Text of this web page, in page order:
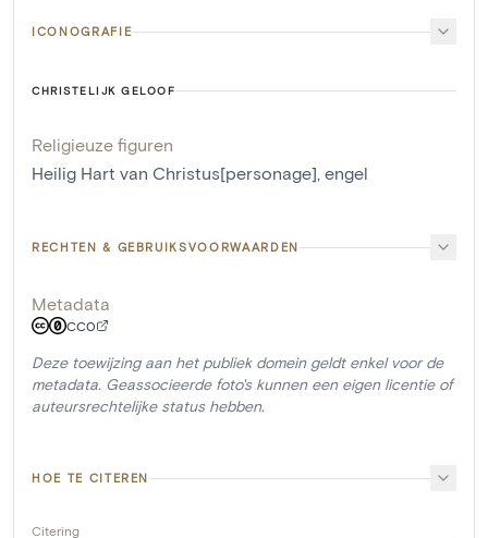
ICONOGRAFIE
CHRISTELIJK GELOOF
Religieuze figuren
Heilig Hart van Christus[personage], engel
RECHTEN & GEBRUIKSVOORWAARDEN
Metadata
CC0
Deze toewijzing aan het publiek domein geldt enkel voor de
metadata. Geassocieerde foto's kunnen een eigen licentie of
auteursrechtelijke status hebben.
HOE TE CITEREN
Citering